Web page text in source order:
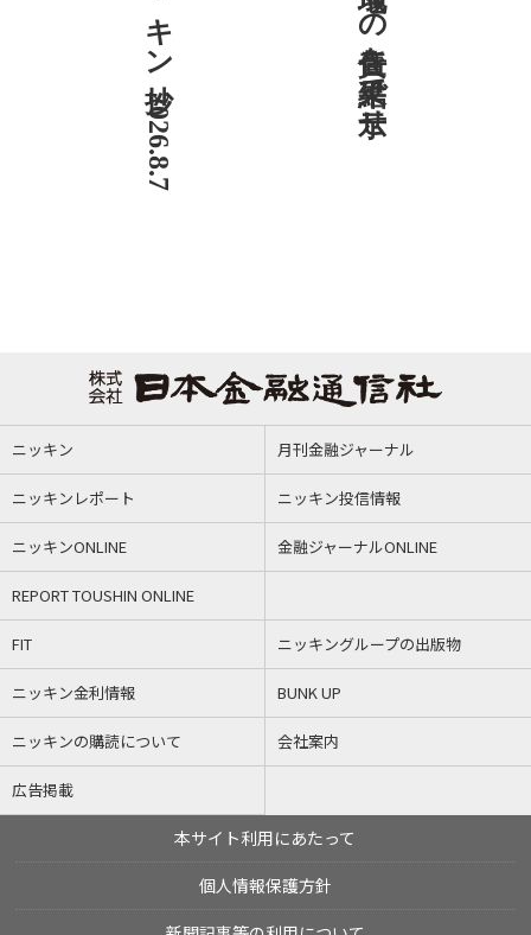
ニッキン抄 2026.8.7
ニッキン 月刊金融ジャーナル
ニッキンレポート ニッキン投信情報
ニッキンONLINE 金融ジャーナルONLINE
REPORT TOUSHIN ONLINE
FIT ニッキングループの出版物
ニッキン金利情報 BUNK UP
ニッキンの購読について 会社案内
広告掲載
本サイト利用にあたって
個人情報保護方針